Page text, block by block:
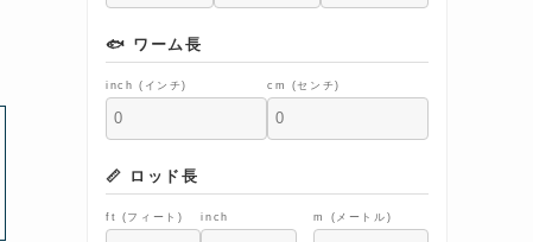
🐟 ワーム長
inch (インチ) cm (センチ)
📏 ロッド長
ft (フィート) inch m (メートル)